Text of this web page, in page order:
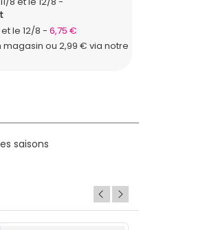
le 12/8
6,75 €
magasin ou 2,99 € via notre
saisons